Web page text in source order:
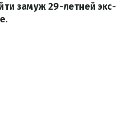
замуж 29-летней экс-